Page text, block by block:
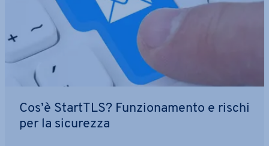
Cos’è StartTLS? Fun­zio­na­men­to e rischi
per la sicurezza